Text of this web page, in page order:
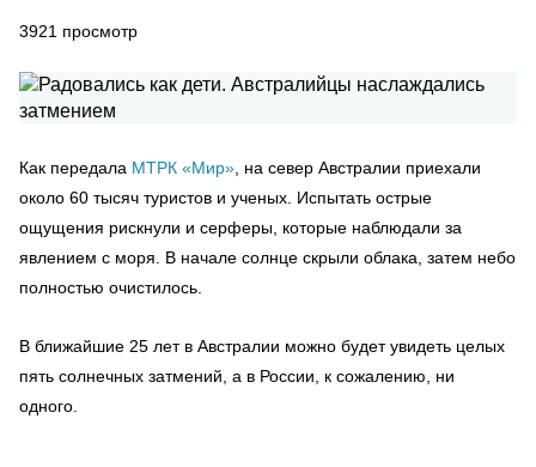
3921 просмотр
Как передала МТРК «Мир» , на север Австралии приехали
около 60 тысяч туристов и ученых. Испытать острые
ощущения рискнули и серферы, которые наблюдали за
явлением с моря. В начале солнце скрыли облака, затем небо
полностью очистилось.
В ближайшие 25 лет в Австралии можно будет увидеть целых
пять солнечных затмений, а в России, к сожалению, ни
одного.